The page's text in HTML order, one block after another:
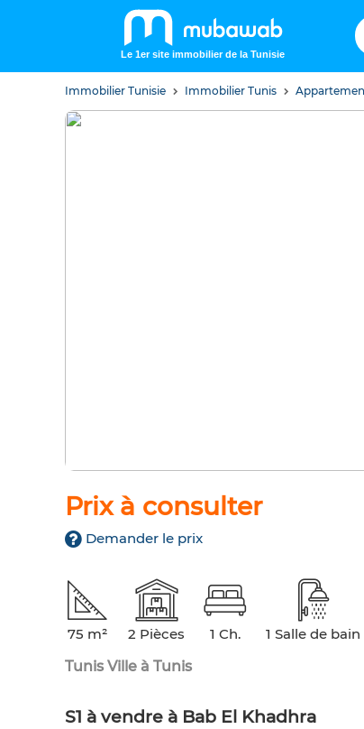
Le 1er site immobilier de la Tunisie
Immobilier Tunisie Immobilier Tunis
Prix à consulter
Demander le prix
75 m² 2 Pièces 1 Ch.
1 Salle de bain
Tunis Ville à Tunis
S1 à vendre à Bab El Khadhra